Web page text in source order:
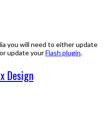
you will need to either update
update yourFlash plugin.
Design